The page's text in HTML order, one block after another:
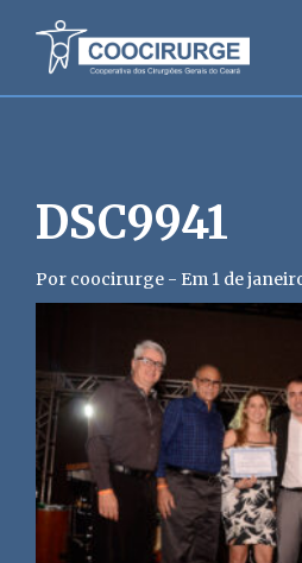
DSC9941
Por coocirurge - Em 1 de janeiro